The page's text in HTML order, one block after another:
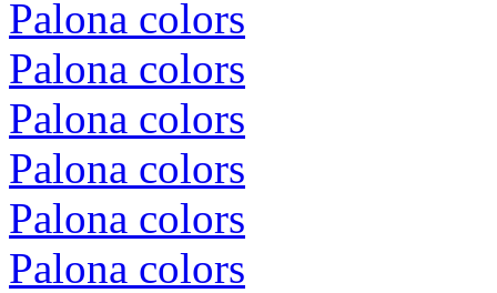
Palona colors
Palona colors
Palona colors
Palona colors
Palona colors
Palona colors